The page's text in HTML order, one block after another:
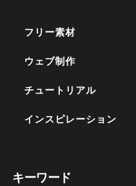
フリー素材
ウェブ制作
チュートリアル
インスピレーション
キーワード